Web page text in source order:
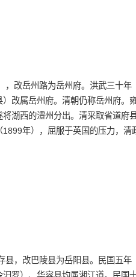
改岳州路为岳州府。洪武三十年
改属岳州府。清朝仍称岳州府。
湖西的澧州分出。清采取省道府
年），屈服于英国的压力，
，改巴陵县为岳阳县。民国五年